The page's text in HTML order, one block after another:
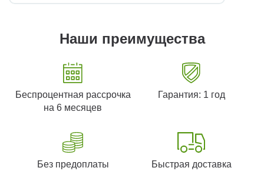
Наши преимущества
Беспроцентная рассрочка
на 6 месяцев
Гарантия: 1 год
Без предоплаты Быстрая доставка